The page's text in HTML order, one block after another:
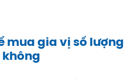
mua gia vị số lượng
không